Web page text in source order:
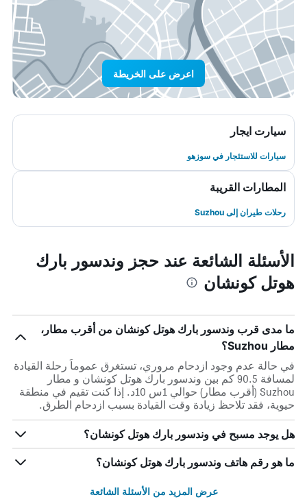
اعرض على الخريطة
سيارت ايجار
سيارات للاستئجار في سوزهو
المطارات القريبة
رحلات طيران إلى Suzhou
الأسئلة الشائعة عند حجز وندسور بارك
هوتل كونشان
ما مدى قرب وندسور بارك هوتل كونشان من أقرب مطار،
مطار Suzhou؟
في حالة عدم وجود ازدحام مروري، تستغرق عموماً رحلة القيادة
لمسافة 90.5 كم بين وندسور بارك هوتل كونشان و مطار
Suzhou (أقرب مطار) حوالي 1س 10د. إذا كنت تقيم في منطقة
حيوية، فقد تلاحظ زيادة وقت القيادة بسبب ازدحام الطرق.
هل يوجد مسبح في وندسور بارك هوتل كونشان؟
ما هو رقم هاتف وندسور بارك هوتل كونشان؟
عرض المزيد من الأسئلة الشائعة